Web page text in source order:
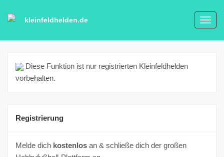
kleinfeldhelden.de
Diese Funktion ist nur registrierten Kleinfeldhelden
vorbehalten.
Registrierung
Melde dich kostenlos an & schließe dich der großen